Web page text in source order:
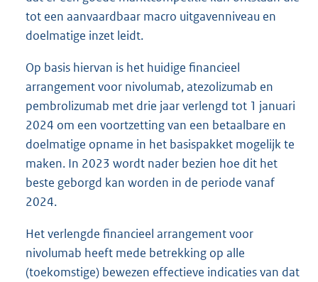
tot een aanvaardbaar macro uitgavenniveau en
doelmatige inzet leidt.
Op basis hiervan is het huidige financieel
arrangement voor nivolumab, atezolizumab en
pembrolizumab met drie jaar verlengd tot 1 januari
2024 om een voortzetting van een betaalbare en
doelmatige opname in het basispakket mogelijk te
maken. In 2023 wordt nader bezien hoe dit het
beste geborgd kan worden in de periode vanaf
2024.
Het verlengde financieel arrangement voor
nivolumab heeft mede betrekking op alle
(toekomstige) bewezen effectieve indicaties van dat